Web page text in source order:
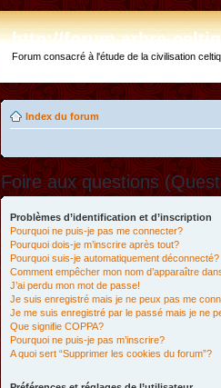
http://forum.arbre-
Forum consacré à l'étude de la civilisation
Index du forum
Foire aux questions
Problèmes d’identification et d’inscription
Pourquoi ne puis-je pas me connecter?
Pourquoi dois-je m’inscrire après tout?
Pourquoi suis-je automatiquement déconnecté?
Comment empêcher mon nom d’apparaître
J’ai perdu mon mot de passe!
Je suis enregistré mais je ne peux pas me
Je me suis enregistré par le passé mais je ne
Que signifie COPPA?
Pourquoi ne puis-je pas m’inscrire?
A quoi sert “Supprimer les cookies du forum”?